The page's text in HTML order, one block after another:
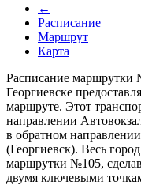
←
Расписание
Маршрут
Карта
Расписание маршрутки
Георгиевске
маршруте. Этот
направлении
в обратном
(Георгиевск). Весь
маршрутки №105,
двумя ключевыми